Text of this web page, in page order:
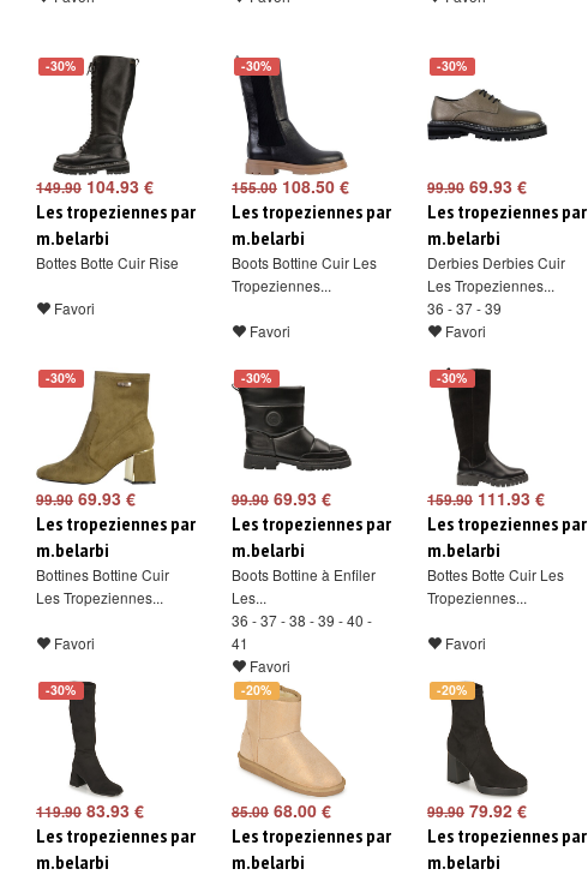
-30%
149.90 104.93 €
Les tropeziennes par
m.belarbi
Bottes Botte Cuir Rise
Favori
-30%
155.00 108.50 €
Les tropeziennes par
m.belarbi
Boots Bottine Cuir Les
Tropeziennes...
Favori
-30%
99.90 69.93 €
Les tropeziennes par
m.belarbi
Derbies Derbies Cuir
Les Tropeziennes...
36 - 37 - 39
Favori
-30%
99.90 69.93 €
Les tropeziennes par
m.belarbi
Bottines Bottine Cuir
Les Tropeziennes...
Favori
-30%
99.90 69.93 €
Les tropeziennes par
m.belarbi
Boots Bottine à Enfiler
Les...
36 - 37 - 38 - 39 - 40 -
41
Favori
-30%
159.90 111.93 €
Les tropeziennes par
m.belarbi
Bottes Botte Cuir Les
Tropeziennes...
Favori
-30%
119.90 83.93 €
Les tropeziennes par
m.belarbi
-20%
85.00 68.00 €
Les tropeziennes par
m.belarbi
-20%
99.90 79.92 €
Les tropeziennes par
m.belarbi